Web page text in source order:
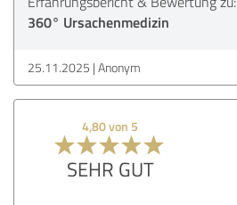
360° Ursachenmedizin
25.11.2025 Anonym
4,80 von 5
SEHR GUT